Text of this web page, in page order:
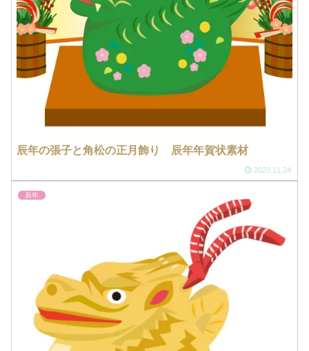
辰年の張子と角松の正月飾り 辰年年賀状素材
2023.11.24
辰年